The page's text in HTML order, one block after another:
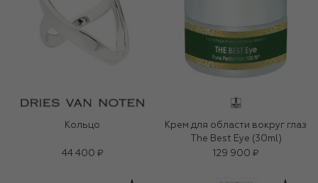
Кольцо
44 400 ₽
Крем для области вокруг глаз
The Best Eye (30ml)
129 900 ₽